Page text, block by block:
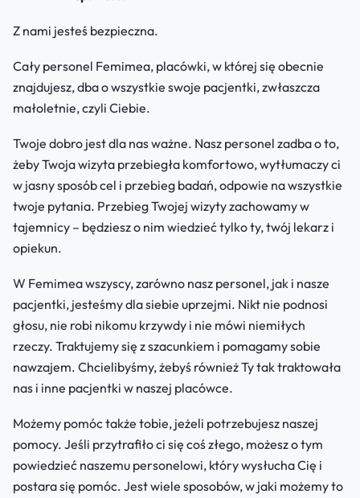
Z nami jesteś bezpieczna.
Cały personel Femimea, placówki, w której się obecnie
znajdujesz, dba o wszystkie swoje pacjentki, zwłaszcza
małoletnie, czyli Ciebie.
Twoje dobro jest dla nas ważne. Nasz personel zadba o to,
żeby Twoja wizyta przebiegła komfortowo, wytłumaczy ci
w jasny sposób cel i przebieg badań, odpowie na wszystkie
twoje pytania. Przebieg Twojej wizyty zachowamy w
tajemnicy – będziesz o nim wiedzieć tylko ty, twój lekarz i
opiekun.
W Femimea wszyscy, zarówno nasz personel, jak i nasze
pacjentki, jesteśmy dla siebie uprzejmi. Nikt nie podnosi
głosu, nie robi nikomu krzywdy i nie mówi niemiłych
rzeczy. Traktujemy się z szacunkiem i pomagamy sobie
nawzajem. Chcielibyśmy, żebyś również Ty tak traktowała
nas i inne pacjentki w naszej placówce.
Możemy pomóc także tobie, jeżeli potrzebujesz naszej
pomocy. Jeśli przytrafiło ci się coś złego, możesz o tym
powiedzieć naszemu personelowi, który wysłucha Cię i
postara się pomóc. Jest wiele sposobów, w jaki możemy to